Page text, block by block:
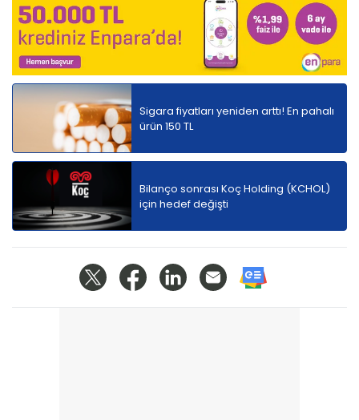
Sigara fiyatları yeniden arttı! En pahalı
ürün 150 TL
Bilanço sonrası Koç Holding (KCHOL)
için hedef değişti